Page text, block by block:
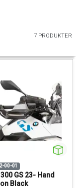
7 PRODUKTER
00-01
GS 23- Hand
Black